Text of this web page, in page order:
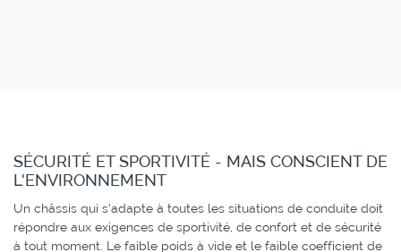
SÉCURITÉ ET SPORTIVITÉ - MAIS CONSCIENT DE
L'ENVIRONNEMENT
Un châssis qui s'adapte à toutes les situations de conduite doit
répondre aux exigences de sportivité, de confort et de sécurité
à tout moment. Le faible poids à vide et le faible coefficient de